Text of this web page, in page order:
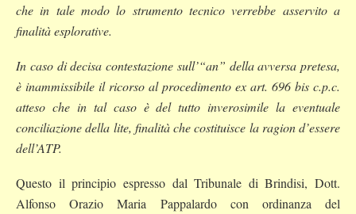
che in tale modo lo strumento tecnico verrebbe asservito a
finalità esplorative.
In caso di decisa contestazione sull’“an” della avversa pretesa,
è inammissibile il ricorso al procedimento ex art. 696 bis c.p.c.
atteso che in tal caso è del tutto inverosimile la eventuale
conciliazione della lite, finalità che costituisce la ragion d’essere
dell’ATP.
Questo il principio espresso dal Tribunale di Brindisi, Dott.
Alfonso Orazio Maria Pappalardo con ordinanza del